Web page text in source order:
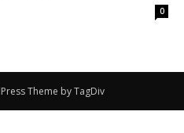
0
Theme by TagDiv